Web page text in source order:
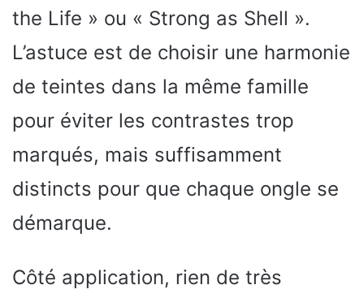
the Life » ou « Strong as Shell ».
L’astuce est de choisir une harmonie
de teintes dans la même famille
pour éviter les contrastes trop
marqués, mais suffisamment
distincts pour que chaque ongle se
démarque.
Côté application, rien de très